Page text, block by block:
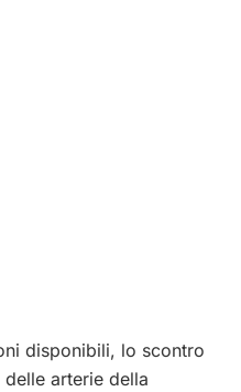
disponibili, lo scontro
arterie della